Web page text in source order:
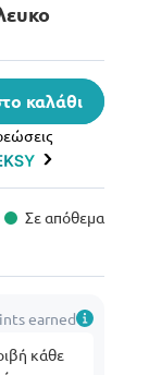
καλάθι
Σε απόθεμα
earned
κάθε